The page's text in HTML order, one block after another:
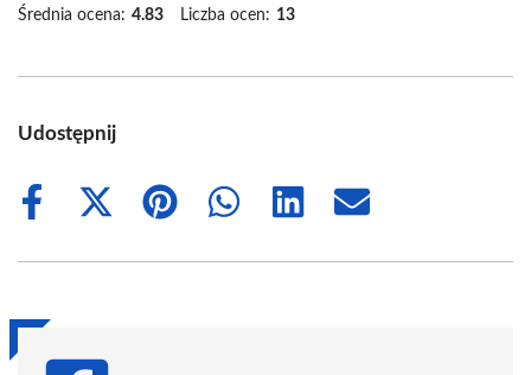
Średnia ocena: 4.83 Liczba ocen: 13
Udostępnij
Share
Share
(Twitter)
Share
Share
Share
Share